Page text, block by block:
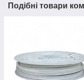
Подібні товари